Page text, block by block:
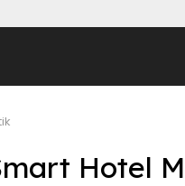
Hotel